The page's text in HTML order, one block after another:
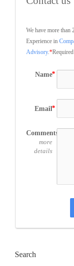
We have more than
Experience in
Advisory.*
Name
Email
Comments
more
details
Search